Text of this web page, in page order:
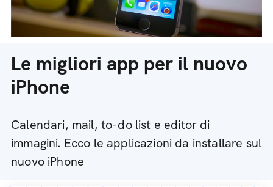
Le migliori app per il nuovo
iPhone
Calendari, mail, to-do list e editor di
immagini. Ecco le applicazioni da installare sul
nuovo iPhone